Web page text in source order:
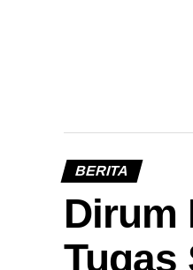
BERITA
Dirum
Tugas